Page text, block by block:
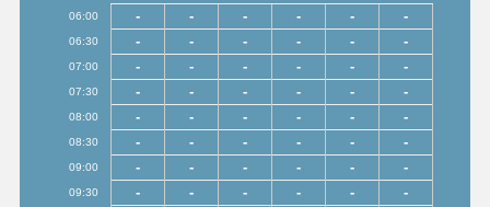
06:00 - - - - - -
06:30 - - - - - -
07:00 - - - - - -
07:30 - - - - - -
08:00 - - - - - -
08:30 - - - - - -
09:00 - - - - - -
09:30 - - - - - -